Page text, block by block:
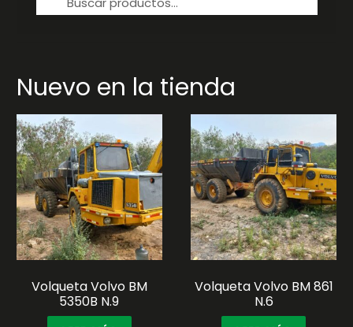
por:
Nuevo en la tienda
Volqueta Volvo BM
5350B N.9
Volqueta Volvo BM 861
N.6